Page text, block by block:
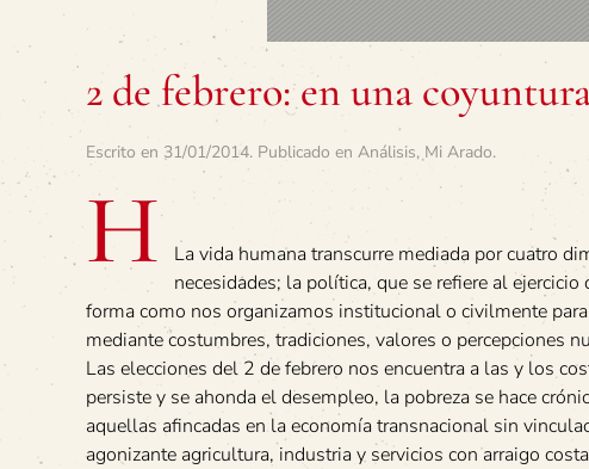
2 de febrero: en una
Escrito en 31/01/2014. Publicado en Análisis, Mi Arado.
H
La vida humana transcurre mediada por cuatro
necesidades; la política, que se refiere al
forma como nos organizamos institucional o civilmente
mediante costumbres, tradiciones, valores o percepciones
Las elecciones del 2 de febrero nos encuentra a las y los
persiste y se ahonda el desempleo, la pobreza se hace
aquellas afincadas en la economía transnacional sin
agonizante agricultura, industria y servicios con arraigo